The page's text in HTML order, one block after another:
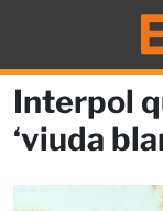
Interpol
‘viuda